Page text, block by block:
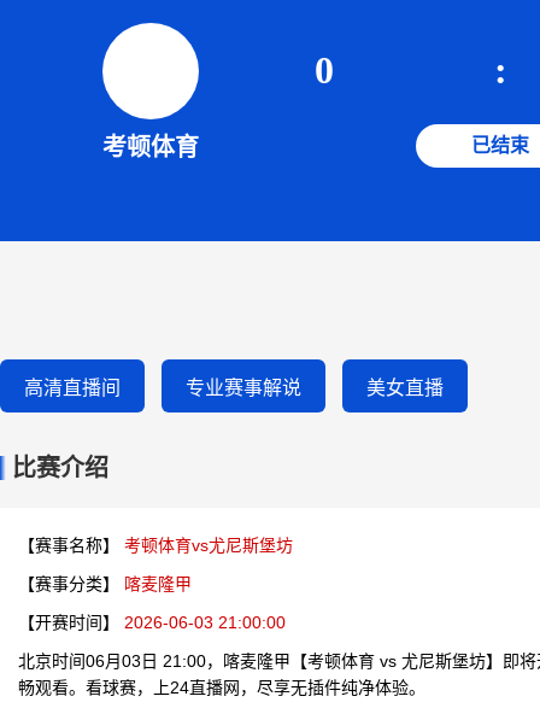
考顿体育
0 :
已结束
高清直播间 专业赛事解说 美女直播
比赛介绍
【赛事名称】
考顿体育vs尤尼斯堡坊
【赛事分类】
喀麦隆甲
【开赛时间】
2026-06-03 21:00:00
北京时间06月03日 21:00，喀麦隆甲【考顿体育 vs 尤尼斯堡坊】即
畅观看。看球赛，上24直播网，尽享无插件纯净体验。